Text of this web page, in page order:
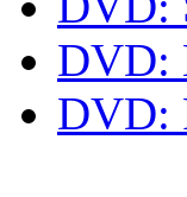
DVD:
DVD: